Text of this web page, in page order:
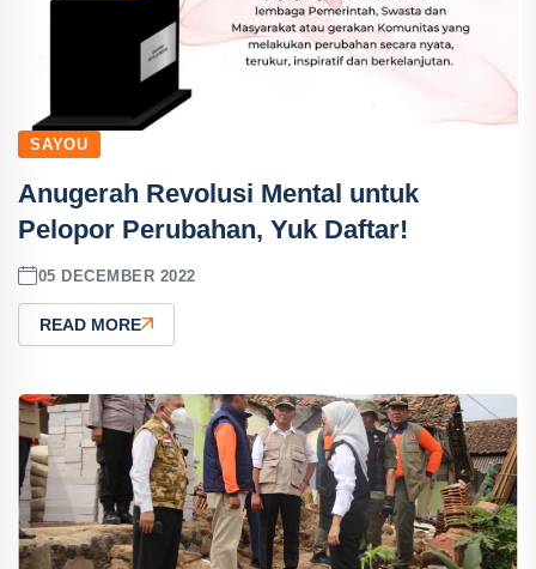
SAYOU
Anugerah Revolusi Mental untuk
Pelopor Perubahan, Yuk Daftar!
05 DECEMBER 2022
READ MORE